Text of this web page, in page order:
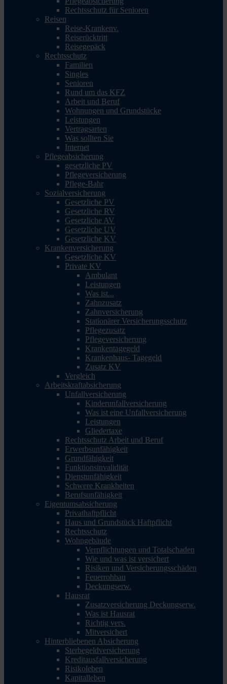
Rechtsschutz für Senioren
Reisen
Reise-Krankenv.
Reiserücktritt
Reisegepäck
Rechtsschutz
Familien
Singles
Senioren
Rund um das KFZ
Arbeit und Beruf
Wohnungen und Grundstücke
Leistungen
Vertragsarten
Was sollten Sie
Internet
Pflegeabsicherung
gesetzliche PV
Pflegeversicherung
Pflege-Bahr
Sozialversicherung
Gesetzliche PV
Gesetzliche RV
Gesetzliche AV
Gesetzliche UV
Gesetzliche KV
Krankenversicherung
Gesetzliche KV
Private KV
Ambulant
Leistungen
Was ist...
Zahnzusatz
Zahnversicherung
Stationärer Versicherungsschutz
Pflegezusatz
Pflegeversicherung
Krankentagegeld
Krankenhaus- Tagegeld
Zusatz KV
Vergleich
Arbeitskraftabsicherung
Unfallversicherung
Kinderunfallversicherung
Was ist eine Unfallversicherung
Leistungen
Gliedertaxe
Rechtsschutz Arbeit und Beruf
Erwerbsunfähigkeit
Grundfähigkeit
Funktionsinvalidität
Dienstunfähigkeit
Schwere Krankheiten
Berufsunfähigkeit
Eigentumsabsicherung
Privathaftpflicht
Haus und Grundstück Haftpflicht
Rechtsschutz
Wohngebäude
Verpflichtungen und Totalschaden
Wie und was ist versichert
Risiken und Versicherungsschäden
Feuerrohbau
Deckungserw.
Hausrat
Zusatzversicherung Deckungserw.
Was ist Hausrat
Richtig vers.
Mitversichert
Hinterbliebenen Absicherung
Sterbegeldversicherung
Kreditausfallversicherung
Risikoleben
Kapitalleben